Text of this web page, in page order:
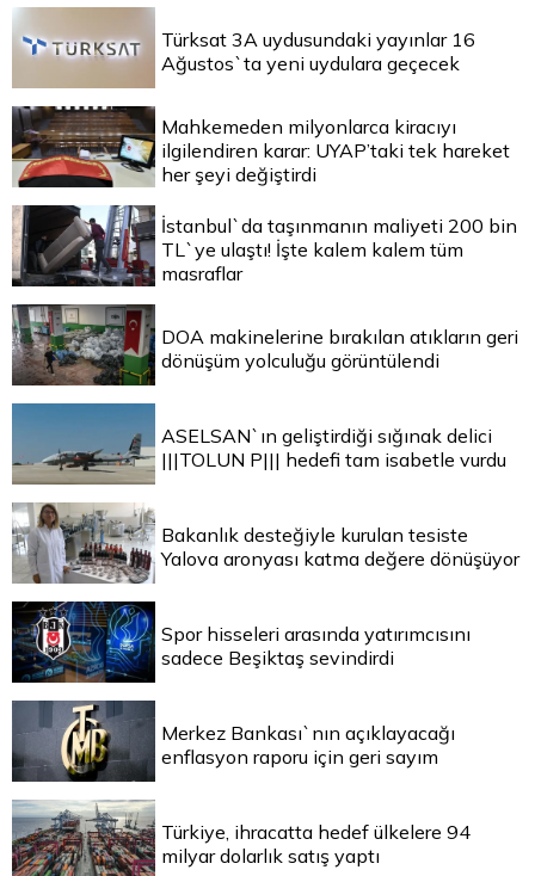
Türksat 3A uydusundaki yayınlar 16
Ağustos`ta yeni uydulara geçecek
Mahkemeden milyonlarca kiracıyı
ilgilendiren karar: UYAP’taki tek hareket
her şeyi değiştirdi
İstanbul`da taşınmanın maliyeti 200 bin
TL`ye ulaştı! İşte kalem kalem tüm
masraflar
DOA makinelerine bırakılan atıkların geri
dönüşüm yolculuğu görüntülendi
ASELSAN`ın geliştirdiği sığınak delici
|||TOLUN P||| hedefi tam isabetle vurdu
Bakanlık desteğiyle kurulan tesiste
Yalova aronyası katma değere dönüşüyor
Spor hisseleri arasında yatırımcısını
sadece Beşiktaş sevindirdi
Merkez Bankası`nın açıklayacağı
enflasyon raporu için geri sayım
Türkiye, ihracatta hedef ülkelere 94
milyar dolarlık satış yaptı